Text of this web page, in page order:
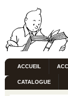
ACCUEIL
CATALOGUE